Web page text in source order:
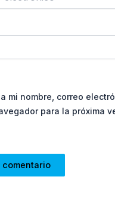
mi nombre, correo
para la próxima